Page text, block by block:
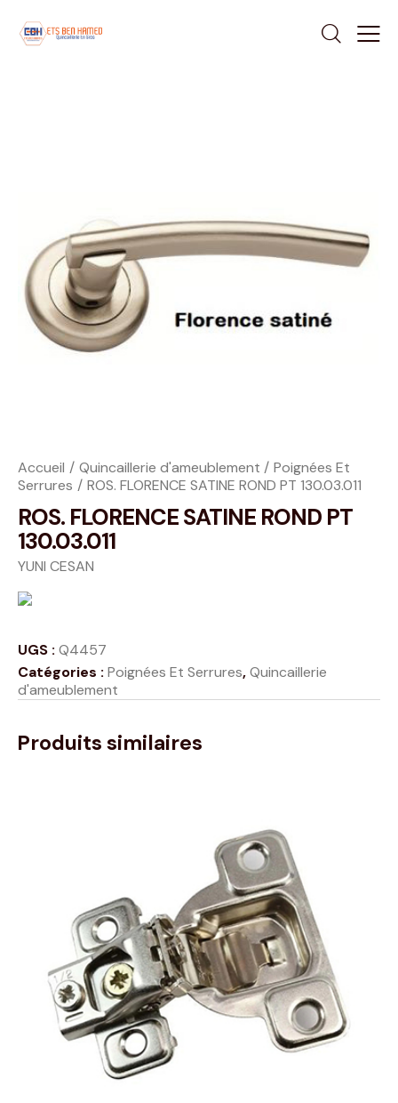
Accueil Quincaillerie d'ameublement
Poignées Et
Serrures
ROS. FLORENCE SATINE ROND PT 130.03.011
ROS. FLORENCE SATINE ROND PT
130.03.011
YUNI CESAN
UGS : Q4457
Catégories : Poignées Et Serrures,Quincaillerie
d'ameublement
Produits similaires